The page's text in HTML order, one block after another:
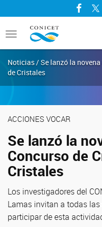
Toggle
navigation
Noticias / Se lanzó la
de Cristales
ACCIONES VOCAR
Se lanzó la
Concurso de
Cristales
Los investigadores del
Lamas invitan a todas
participar de esta